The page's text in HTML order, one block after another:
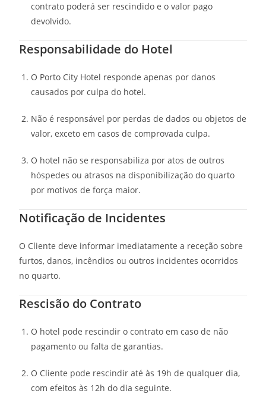
contrato poderá ser rescindido e o valor pago
devolvido.
Responsabilidade do Hotel
O Porto City Hotel responde apenas por danos
causados por culpa do hotel.
Não é responsável por perdas de dados ou objetos de
valor, exceto em casos de comprovada culpa.
O hotel não se responsabiliza por atos de outros
hóspedes ou atrasos na disponibilização do quarto
por motivos de força maior.
Notificação de Incidentes
O Cliente deve informar imediatamente a receção sobre
furtos, danos, incêndios ou outros incidentes ocorridos
no quarto.
Rescisão do Contrato
O hotel pode rescindir o contrato em caso de não
pagamento ou falta de garantias.
O Cliente pode rescindir até às 19h de qualquer dia,
com efeitos às 12h do dia seguinte.